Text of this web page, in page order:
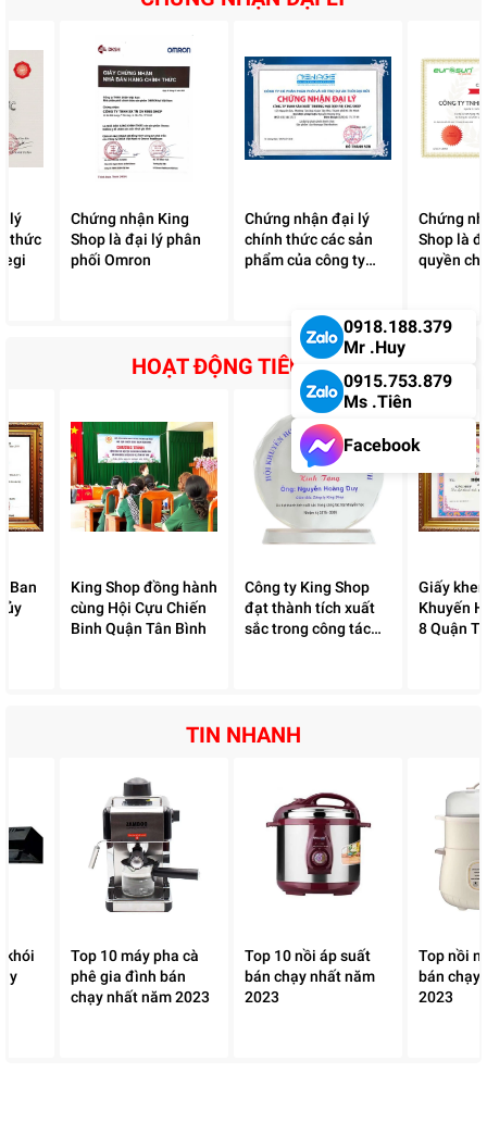
lý
thức
Chứng nhận King
Shop là đại lý phân
phối Omron
Chứng nhận đại lý
chính thức các sản
phẩm của công ty
Chứng
Shop là
quyền
HOẠT ĐỘNG TIÊU BIỂU
Ban
ủy
King Shop đồng hành
cùng Hội Cựu Chiến
Binh Quận Tân Bình
Công ty King Shop
đạt thành tích xuất
sắc trong công tác
Giấy
Khuyến
8 Quận
TIN NHANH
khói
Top 10 máy pha cà
phê gia đình bán
chạy nhất năm 2023
Top 10 nồi áp suất
bán chạy nhất năm
2023
Top nồi
bán chạy
2023
0918.188.379
Mr .Huy
0915.753.879
Ms .Tiên
Facebook